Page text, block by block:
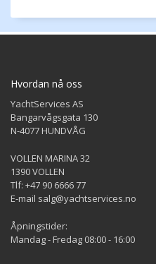
Hvordan nå oss
YachtServices AS
Bangarvågsgata 130
N-4077 HUNDVÅG
VOLLEN MARINA 32
1390 VOLLEN
Tlf: +47 90 6666 77
E-mail salg@yachtservices.no
Åpningstider:
Mandag - Fredag 08:00 - 16:00